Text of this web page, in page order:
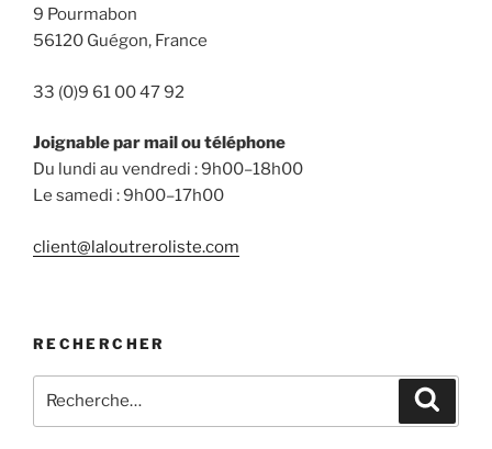
9 Pourmabon
56120 Guégon, France
33 (0)9 61 00 47 92
Joignable par mail ou téléphone
Du lundi au vendredi : 9h00–18h00
Le samedi : 9h00–17h00
client@laloutreroliste.com
RECHERCHER